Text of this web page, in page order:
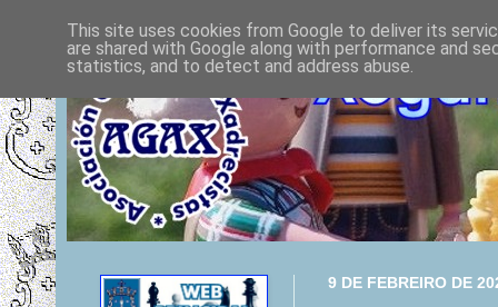
9 DE FEBREIRO DE
This site uses cookies from Google to deliver its
are shared with Google along with performance and
statistics, and to detect and address abuse.